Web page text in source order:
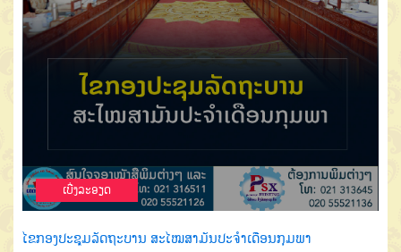
ເບີ່ງລະອຽດ
ໄຂກອງປະຊຸມລັດຖະບານ ສະໄໝສາມັນປະຈຳເດືອນກຸມພາ